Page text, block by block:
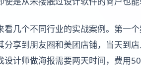
几个不同行业的实战案例。第一
享到朋友圈和美团店铺，当天到
计师做海报需要两天时间，费用